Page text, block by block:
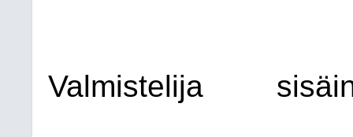
Valmistelija